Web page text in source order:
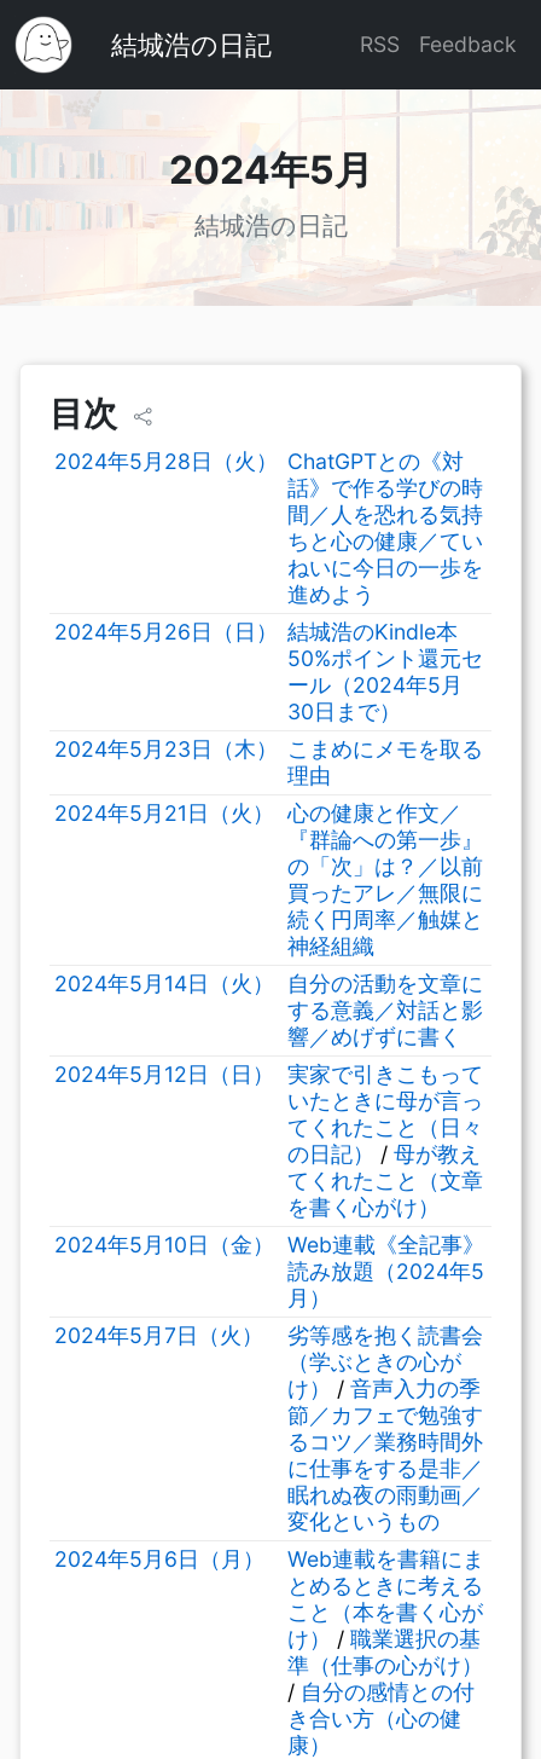
結城浩の日記 RSS Feedback
2024年5月
結城浩の日記
目次
2024年5月28日（火）
ChatGPTとの《対
話》で作る学びの時
間／人を恐れる気持
ちと心の健康／てい
ねいに今日の一歩を
進めよう
2024年5月26日（日）
結城浩のKindle本
50%ポイント還元セ
ール（2024年5月
30日まで）
2024年5月23日（木）
こまめにメモを取る
理由
2024年5月21日（火）
心の健康と作文／
『群論への第一歩』
の「次」は？／以前
買ったアレ／無限に
続く円周率／触媒と
神経組織
2024年5月14日（火）
自分の活動を文章に
する意義／対話と影
響／めげずに書く
2024年5月12日（日）
実家で引きこもって
いたときに母が言っ
てくれたこと（日々
の日記）
/ 母が教え
てくれたこと（文章
を書く心がけ）
2024年5月10日（金）
Web連載《全記事》
読み放題（2024年5
月）
2024年5月7日（火）
劣等感を抱く読書会
（学ぶときの心が
け）
/ 音声入力の季
節／カフェで勉強す
るコツ／業務時間外
に仕事をする是非／
眠れぬ夜の雨動画／
変化というもの
2024年5月6日（月）
Web連載を書籍にま
とめるときに考える
こと（本を書く心が
け）
/ 職業選択の基
準（仕事の心がけ）
/ 自分の感情との付
き合い方（心の健
康）